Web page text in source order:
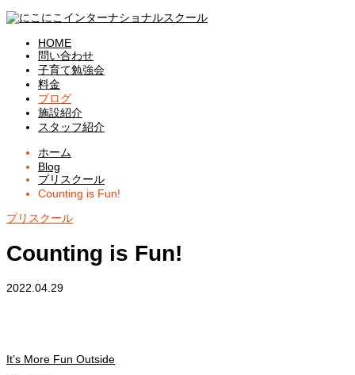
HOME
問い合わせ
子育て勉強会
料金
ブログ
施設紹介
スタッフ紹介
ホーム
Blog
プリスクール
Counting is Fun!
プリスクール
Counting is Fun!
2022.04.29
It’s More Fun Outside